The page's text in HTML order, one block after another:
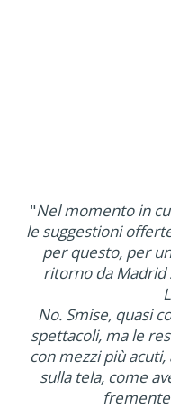
"Nel momento in
le suggestioni
per questo, per
ritorno da Madrid
No. Smise, quasi
spettacoli, ma le
con mezzi più
sulla tela, come